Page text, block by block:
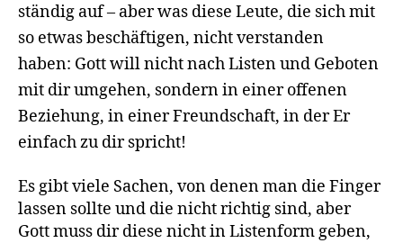
ständig auf – aber was diese Leute, die sich mit
so etwas beschäftigen, nicht verstanden
haben: Gott will nicht nach Listen und Geboten
mit dir umgehen, sondern in einer offenen
Beziehung, in einer Freundschaft, in der Er
einfach zu dir spricht!
Es gibt viele Sachen, von denen man die Finger
lassen sollte und die nicht richtig sind, aber
Gott muss dir diese nicht in Listenform geben,